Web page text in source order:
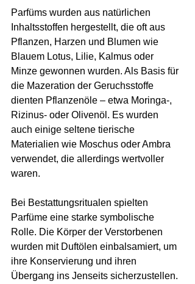
Parfüms wurden aus natürlichen
Inhaltsstoffen hergestellt, die oft aus
Pflanzen, Harzen und Blumen wie
Blauem Lotus, Lilie, Kalmus oder
Minze gewonnen wurden. Als Basis für
die Mazeration der Geruchsstoffe
dienten Pflanzenöle – etwa Moringa-,
Rizinus- oder Olivenöl. Es wurden
auch einige seltene tierische
Materialien wie Moschus oder Ambra
verwendet, die allerdings wertvoller
waren.
Bei Bestattungsritualen spielten
Parfüme eine starke symbolische
Rolle. Die Körper der Verstorbenen
wurden mit Duftölen einbalsamiert, um
ihre Konservierung und ihren
Übergang ins Jenseits sicherzustellen.